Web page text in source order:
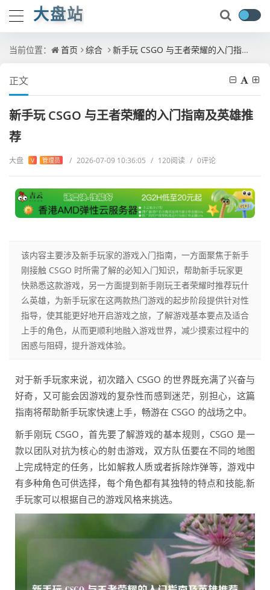
大盘站
当前位置： 首页 综合 新手玩 CSGO 与王者荣耀的入门指南及英雄推荐
正文
新手玩 CSGO 与王者荣耀的入门指南及英雄推
荐
大盘 V 管理员 / 2026-07-09 10:36:05 / 120阅读 / 0评论
该内容主要涉及新手玩家的游戏入门指南，一方面聚焦于新手
刚接触 CSGO 时所需了解的必知入门知识，帮助新手玩家更
快熟悉这款游戏，另一方面提到新手刚玩王者荣耀时推荐玩什
么英雄，为新手玩家在这两款热门游戏的起步阶段提供针对性
指导，使其能更好地开启游戏之旅，了解游戏基本要点及适合
上手的角色，从而更顺利地融入游戏世界，减少摸索过程中的
困惑与阻碍，提升游戏体验。
对于新手玩家来说，初次踏入 CSGO 的世界既充满了兴奋与
好奇，又可能会因游戏的复杂性而感到迷茫，别担心，这篇
指南将帮助新手玩家快速上手，畅游在 CSGO 的战场之中。
新手刚玩 CSGO，首先要了解游戏的基本规则，CSGO 是一
款以团队对抗为核心的射击游戏，双方队伍要在不同的地图
上完成特定的任务，比如解救人质或者拆除炸弹等，游戏中
有多种角色可供选择，每个角色都有其独特的特点和技能,新
手玩家可以根据自己的游戏风格来挑选。